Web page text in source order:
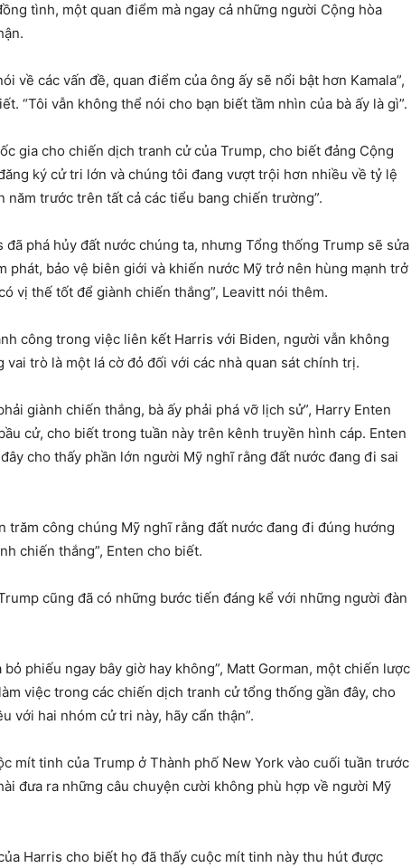
tình, một quan điểm mà ngay cả những người Cộng hòa
về các vấn đề, quan điểm của ông ấy sẽ nổi bật hơn Kamala”,
“Tôi vẫn không thể nói cho bạn biết tầm nhìn của bà ấy là gì”.
gia cho chiến dịch tranh cử của Trump, cho biết đảng Cộng
ký cử tri lớn và chúng tôi đang vượt trội hơn nhiều về tỷ lệ
năm trước trên tất cả các tiểu bang chiến trường”.
đã phá hủy đất nước chúng ta, nhưng Tổng thống Trump sẽ sửa
phát, bảo vệ biên giới và khiến nước Mỹ trở nên hùng mạnh trở
vị thế tốt để giành chiến thắng”, Leavitt nói thêm.
công trong việc liên kết Harris với Biden, người vẫn không
trò là một lá cờ đỏ đối với các nhà quan sát chính trị.
giành chiến thắng, bà ấy phải phá vỡ lịch sử”, Harry Enten
cử, cho biết trong tuần này trên kênh truyền hình cáp. Enten
cho thấy phần lớn người Mỹ nghĩ rằng đất nước đang đi sai
trăm công chúng Mỹ nghĩ rằng đất nước đang đi đúng hướng
chiến thắng”, Enten cho biết.
cũng đã có những bước tiến đáng kể với những người đàn
phiếu ngay bây giờ hay không”, Matt Gorman, một chiến lược
việc trong các chiến dịch tranh cử tổng thống gần đây, cho
với hai nhóm cử tri này, hãy cẩn thận”.
mít tinh của Trump ở Thành phố New York vào cuối tuần trước
đưa ra những câu chuyện cười không phù hợp về người Mỹ
Harris cho biết họ đã thấy cuộc mít tinh này thu hút được